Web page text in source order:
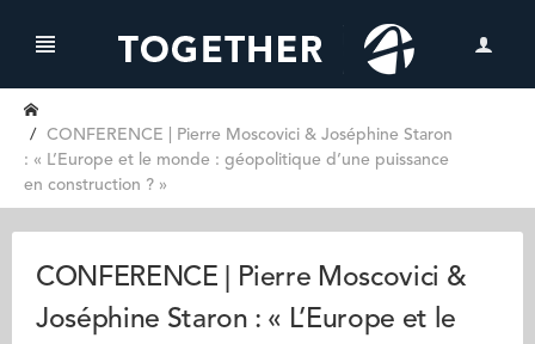
CONFERENCE | Pierre Moscovici & Joséphine Staron
: « L’Europe et le monde : géopolitique d’une puissance
en construction ? »
CONFERENCE | Pierre Moscovici &
Joséphine Staron : « L’Europe et le